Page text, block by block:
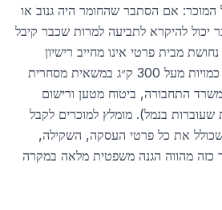
המוכר: אם הסתבר שהחומר היה גנוב או
יכול להיקרא לתביעה למרות שכבר קיבל
מבית פרטי אינו מחייב רישיון
הובלה מיוחד, אך העברת כמויות מעל 300 ק״ג במשאית מסחרית
התחבורה, ביטוח מטען ורישום
בנמל). מומלץ למוכרים לקבל
את כל פרטי העסקה, השקילה,
מהווה הגנה משפטית מלאה במקרה